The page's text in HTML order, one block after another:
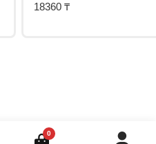
18360 ₸
0